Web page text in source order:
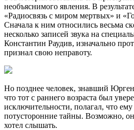
необъяснимого явления. В
«Радиосвязь с миром мертвых» и
Сначала к ним относились весьма
несколько записей звука на
Константин Раудив, изначально
признал свою неправоту.
Но позднее человек, знавший
что тот с раннего возраста был
исключительности, полагал, что
потусторонние тайны. Возможно,
хотел слышать.